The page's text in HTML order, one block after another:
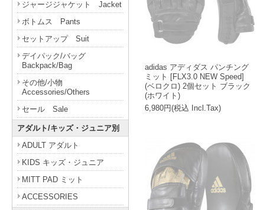
adidas アディダス パンチング
ミット [FLX3.0 NEW Speed]
(ベロクロ) 2個セット ブラック
(ホワイト)
6,980円(税込 Incl.Tax)
ジャージジャケット Jacket
ボトムス Pants
セットアップ Suit
デイパック/バッグ
Backpack/Bag
その他/小物
Accessories/Others
セール Sale
アダルト/キッズ・ジュニア別
ADULT アダルト
KIDS キッズ・ジュニア
MITT PAD ミット
ACCESSORIES